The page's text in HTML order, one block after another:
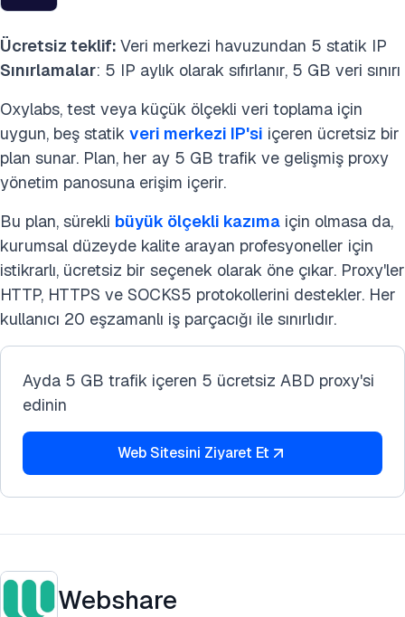
Ücretsiz teklif: Veri merkezi havuzundan 5 statik IP
Sınırlamalar: 5 IP aylık olarak sıfırlanır, 5 GB veri sınırı
Oxylabs, test veya küçük ölçekli veri toplama için
uygun, beş statik veri merkezi IP'si içeren ücretsiz bir
plan sunar. Plan, her ay 5 GB trafik ve gelişmiş proxy
yönetim panosuna erişim içerir.
Bu plan, sürekli büyük ölçekli kazıma için olmasa da,
kurumsal düzeyde kalite arayan profesyoneller için
istikrarlı, ücretsiz bir seçenek olarak öne çıkar. Proxy'ler
HTTP, HTTPS ve SOCKS5 protokollerini destekler. Her
kullanıcı 20 eşzamanlı iş parçacığı ile sınırlıdır.
Ayda 5 GB trafik içeren 5 ücretsiz ABD proxy'si
edinin
Web Sitesini Ziyaret Et
Webshare